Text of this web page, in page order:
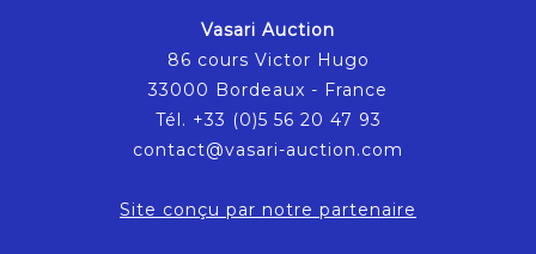
Vasari Auction
86 cours Victor Hugo
33000 Bordeaux - France
Tél. +33 (0)5 56 20 47 93
contact@vasari-auction.com
Site conçu par notre partenaire